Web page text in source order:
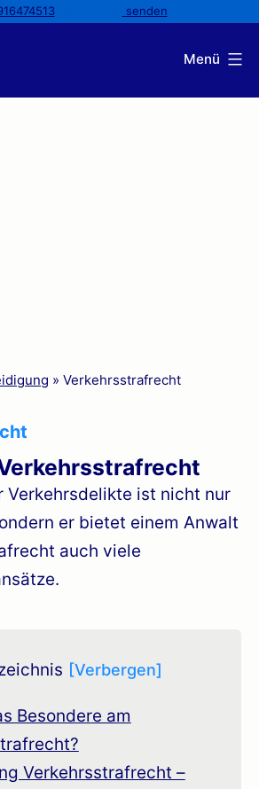
oder E-Mail senden
Menü
» Verkehrsstrafrecht
Verkehrsdelikte ist nicht nur
er bietet einem Anwalt
auch viele
Besondere am
Verkehrsstrafrecht –